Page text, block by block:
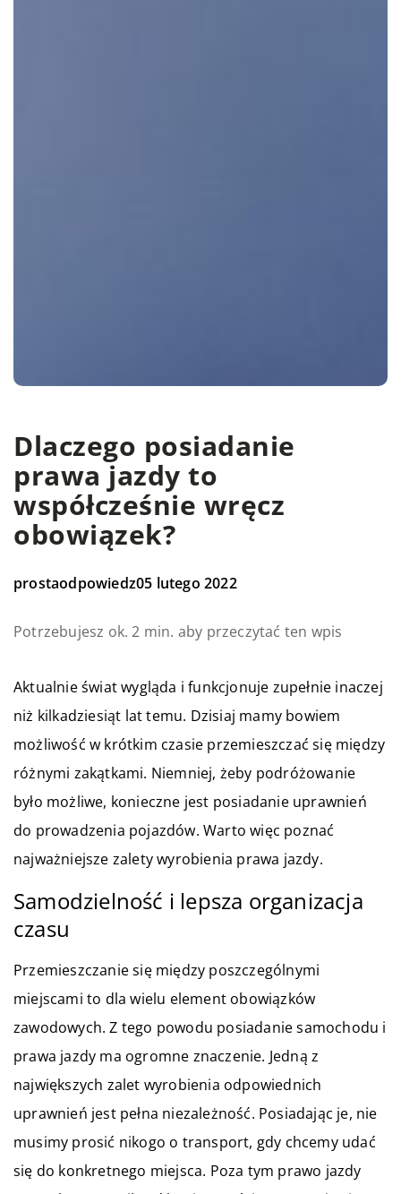
Dlaczego posiadanie
prawa jazdy to
współcześnie wręcz
obowiązek?
prostaodpowiedz05 lutego 2022
Potrzebujesz ok. 2 min. aby przeczytać ten wpis
Aktualnie świat wygląda i funkcjonuje zupełnie inaczej
niż kilkadziesiąt lat temu. Dzisiaj mamy bowiem
możliwość w krótkim czasie przemieszczać się między
różnymi zakątkami. Niemniej, żeby podróżowanie
było możliwe, konieczne jest posiadanie uprawnień
do prowadzenia pojazdów. Warto więc poznać
najważniejsze zalety wyrobienia prawa jazdy.
Samodzielność i lepsza organizacja
czasu
Przemieszczanie się między poszczególnymi
miejscami to dla wielu element obowiązków
zawodowych. Z tego powodu posiadanie samochodu i
prawa jazdy ma ogromne znaczenie. Jedną z
największych zalet wyrobienia odpowiednich
uprawnień jest pełna niezależność. Posiadając je, nie
musimy prosić nikogo o transport, gdy chcemy udać
się do konkretnego miejsca. Poza tym prawo jazdy